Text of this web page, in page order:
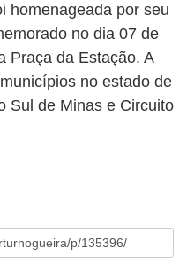
homenageada por seu
no dia 07 de
Praça da Estação. A
no estado de
Sul de Minas e Circuito